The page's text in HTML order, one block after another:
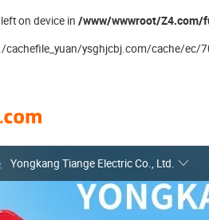
on device in /www/wwwroot/Z4.com/
cachefile_yuan/ysghjcbj.com/cache/ec/
Yongkang Tiange Electric Co., Ltd.